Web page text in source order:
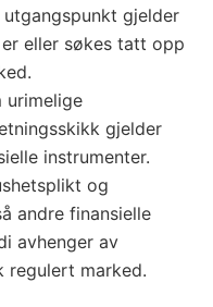
9
gjelder
eller søkes tatt opp
urimelige
gjelder
instrumenter.
og
andre finansielle
avhenger av
regulert marked.